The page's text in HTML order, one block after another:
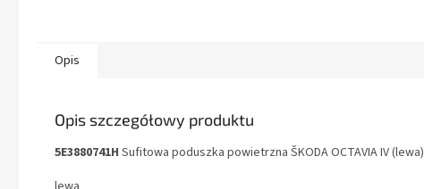
Opis
Opis szczegółowy produktu
5E3880741H Sufitowa poduszka powietrzna ŠKODA OCTAVIA IV (lewa)